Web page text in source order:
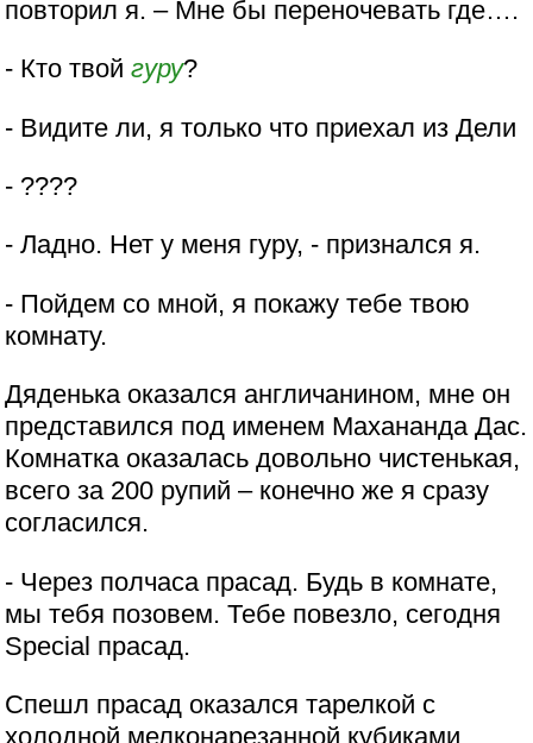
повторил я. – Мне бы переночевать где….
- Кто твойгуру?
- Видите ли, я только что приехал из Дели
- ????
- Ладно. Нет у меня гуру, - признался я.
- Пойдем со мной, я покажу тебе твою
комнату.
Дяденька оказался англичанином, мне он
представился под именем Махананда Дас.
Комнатка оказалась довольно чистенькая,
всего за 200 рупий – конечно же я сразу
согласился.
- Через полчаса прасад. Будь в комнате,
мы тебя позовем. Тебе повезло, сегодня
Special прасад.
Спешл прасад оказался тарелкой с
холодной мелконарезанной кубиками